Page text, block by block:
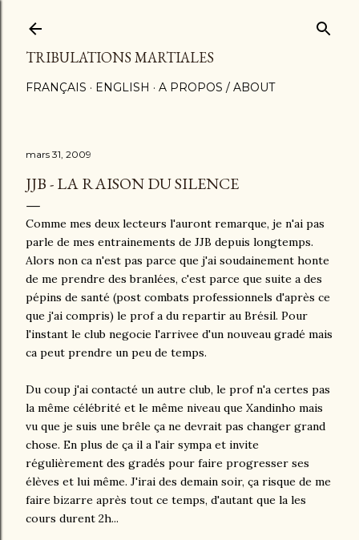
TRIBULATIONS MARTIALES
FRANÇAIS ENGLISH A PROPOS / ABOUT
mars 31, 2009
JJB - LA RAISON DU SILENCE
Comme mes deux lecteurs l'auront remarque, je n'ai pas
parle de mes entrainements de JJB depuis longtemps.
Alors non ca n'est pas parce que j'ai soudainement honte
de me prendre des branlées, c'est parce que suite a des
pépins de santé (post combats professionnels d'après ce
que j'ai compris) le prof a du repartir au Brésil. Pour
l'instant le club negocie l'arrivee d'un nouveau gradé mais
ca peut prendre un peu de temps.
Du coup j'ai contacté un autre club, le prof n'a certes pas
la même célébrité et le même niveau que Xandinho mais
vu que je suis une brêle ça ne devrait pas changer grand
chose. En plus de ça il a l'air sympa et invite
régulièrement des gradés pour faire progresser ses
élèves et lui même. J'irai des demain soir, ça risque de me
faire bizarre après tout ce temps, d'autant que la les
cours durent 2h...